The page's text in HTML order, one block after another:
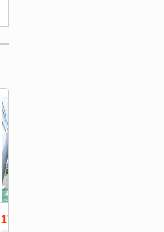
17.8